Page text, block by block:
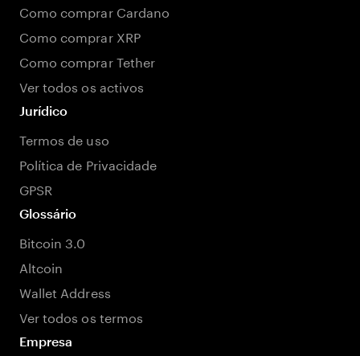
Como comprar Cardano
Como comprar XRP
Como comprar Tether
Ver todos os activos
Jurídico
Termos de uso
Política de Privacidade
GPSR
Glossário
Bitcoin 3.0
Altcoin
Wallet Address
Ver todos os termos
Empresa